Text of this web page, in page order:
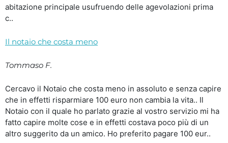
abitazione principale usufruendo delle agevolazioni prima
c..
Il notaio che costa meno
Tommaso F.
Cercavo il Notaio che costa meno in assoluto e senza capire
che in effetti risparmiare 100 euro non cambia la vita.. Il
Notaio con il quale ho parlato grazie al vostro servizio mi ha
fatto capire molte cose e in effetti costava poco più di un
altro suggerito da un amico. Ho preferito pagare 100 eur..